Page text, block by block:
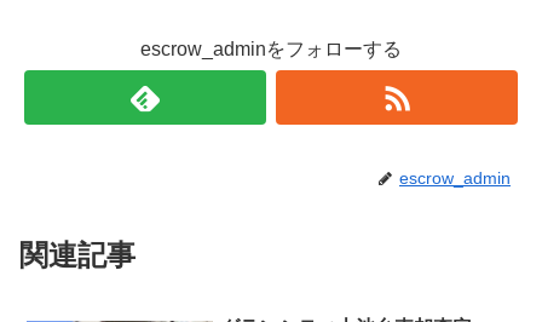
escrow_adminをフォローする
escrow_admin
関連記事